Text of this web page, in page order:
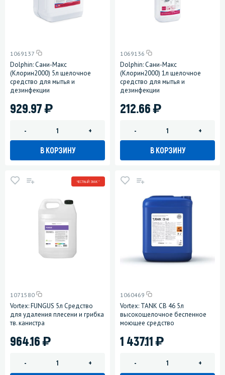
1069137
Dolphin: Сани-Макс
(Клорин2000) 5л щелочное
средство для мытья и
дезинфекции
929.97)
- +
В КОРЗИНУ
1069136
Dolphin: Сани-Макс
(Клорин2000) 1л щелочное
средство для мытья и
дезинфекции
212.66)
- +
В КОРЗИНУ
ЧЕСТНЫЙ ЗНАК *
1071580
Vortex: FUNGUS 5л Средство
для удаления плесени и грибка
тв. канистра
964.16)
- +
1060469
Vortex: TANK CB 46 5л
высокощелочное беспенное
моющее средство
1 437.11)
- +